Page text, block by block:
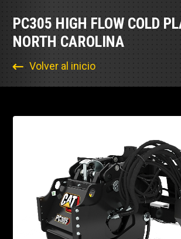
PC305 HIGH FLOW COLD
NORTH CAROLINA
Volver al inicio